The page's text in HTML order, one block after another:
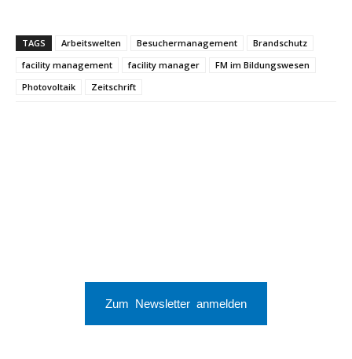
TAGS Arbeitswelten Besuchermanagement
Brandschutz
facility management
facility manager
FM im Bildungswesen
Photovoltaik
Zeitschrift
Zum Newsletter anmelden